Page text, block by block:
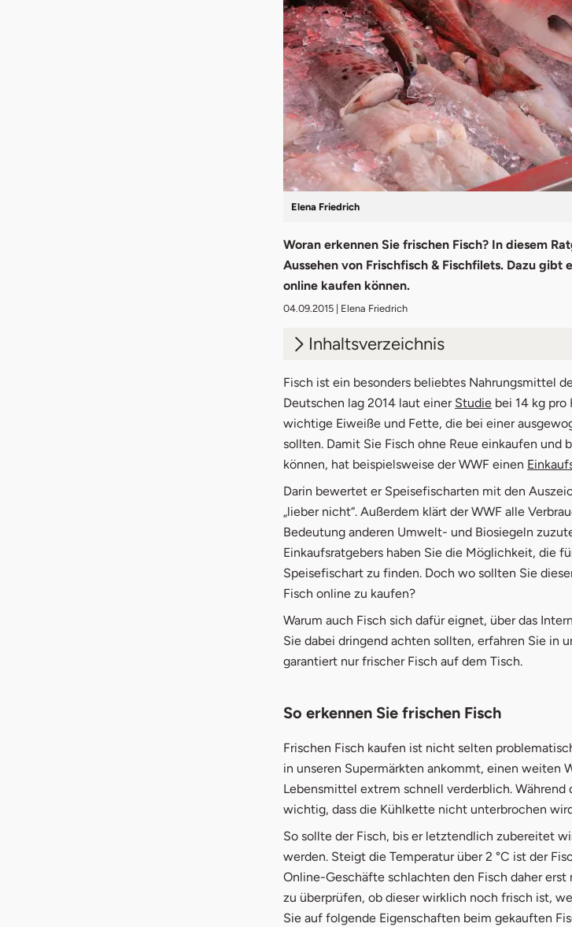
Elena Friedrich
Woran erkennen Sie frischen Fisch? In diesem
Aussehen von Frischfisch & Fischfilets. Dazu gibt
online kaufen können.
04.09.2015 | Elena Friedrich
Inhaltsverzeichnis
1. So erkennen Sie frischen Fisch
2.
Tipps zur Qualtität von Räucherfisch
3. Haltbarkeit von Räucherfisch
4.
Hier können Sie Fisch online kaufen
Fisch ist ein besonders beliebtes Nahrungsmittel
Deutschen lag 2014 laut einer Studieöffnet in
bei 14 kg pro
wichtige Eiweiße und Fette, die bei einer
sollten. Damit Sie Fisch ohne Reue einkaufen und
können, hat beispielsweise der WWF einen
Darin bewertet er Speisefischarten mit den
„lieber nicht“. Außerdem klärt der WWF alle
Bedeutung anderen Umwelt- und Biosiegeln
Einkaufsratgebers haben Sie die Möglichkeit, die
Speisefischart zu finden. Doch wo sollten Sie
Fisch online zu kaufen?
Warum auch Fisch sich dafür eignet, über das
Sie dabei dringend achten sollten, erfahren Sie in
garantiert nur frischer Fisch auf dem Tisch.
So erkennen Sie frischen Fisch
Frischen Fisch kaufen ist nicht selten
in unseren Supermärkten ankommt, einen weiten
Lebensmittel extrem schnell verderblich. Während
wichtig, dass die Kühlkette nicht unterbrochen
So sollte der Fisch, bis er letztendlich zubereitet
werden. Steigt die Temperatur über 2 °C ist der
Online-Geschäfte schlachten den Fisch daher
zu überprüfen, ob dieser wirklich noch frisch ist,
Sie auf folgende Eigenschaften beim gekauften